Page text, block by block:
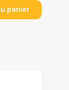
panier